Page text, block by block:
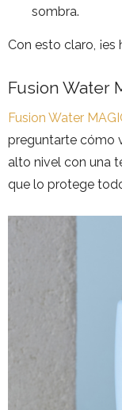
sombra.
Con esto claro, ¡es
Fusion Water
Fusion Water
preguntarte cómo
alto nivel con una
que lo protege